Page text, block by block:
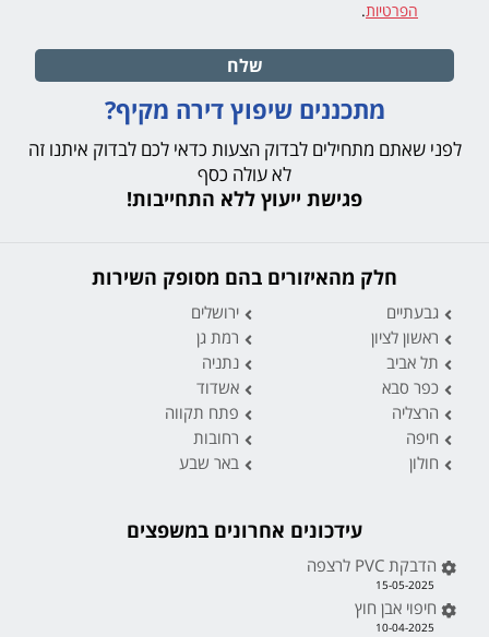
הפרטיות.
שלח
מתכננים שיפוץ דירה מקיף?
לפני שאתם מתחילים לבדוק הצעות כדאי לכם לבדוק איתנו זה
לא עולה כסף
פגישת ייעוץ ללא התחייבות!
חלק מהאיזורים בהם מסופק השירות
גבעתיים
ירושלים
ראשון לציון
רמת גן
תל אביב
נתניה
כפר סבא
אשדוד
הרצליה
פתח תקווה
חיפה
רחובות
חולון
באר שבע
עידכונים אחרונים במשפצים
הדבקת PVC לרצפה
15-05-2025
חיפוי אבן חוץ
10-04-2025